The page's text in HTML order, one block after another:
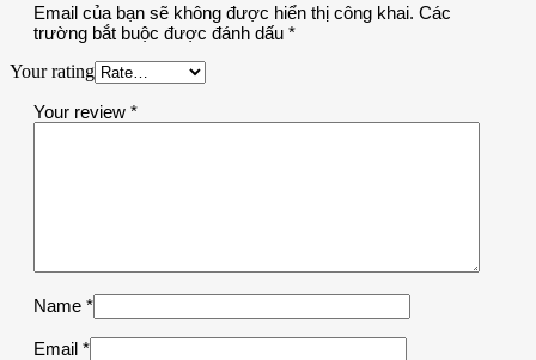
Email của bạn sẽ không được hiển thị công khai. Các
trường bắt buộc được đánh dấu *
Your rating
Your review *
Name *
Email *